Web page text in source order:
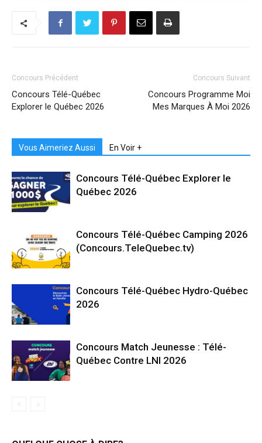
Concours Précédent
Concours Télé-Québec
Explorer le Québec 2026
Concours Suivant
Concours Programme Moi
Mes Marques À Moi 2026
Vous Aimeriez Aussi En Voir +
Concours Télé-Québec Explorer le
Québec 2026
Concours Télé-Québec Camping 2026
(Concours.TeleQuebec.tv)
Concours Télé-Québec Hydro-Québec
2026
Concours Match Jeunesse : Télé-
Québec Contre LNI 2026